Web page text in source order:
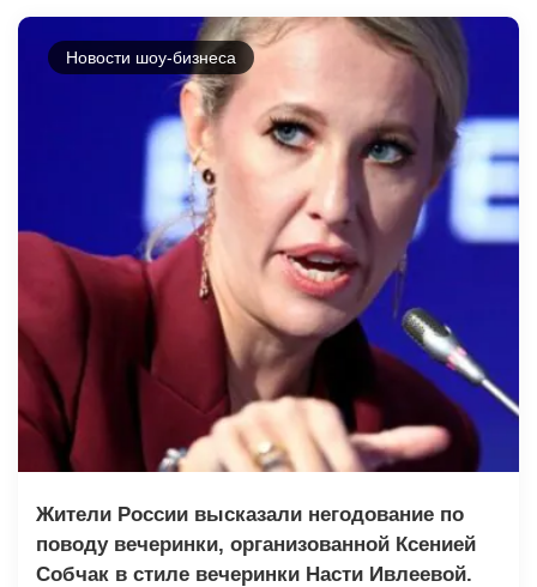
Новости шоу-бизнеса
Жители России высказали негодование по
поводу вечеринки, организованной Ксенией
Собчак в стиле вечеринки Насти Ивлеевой.